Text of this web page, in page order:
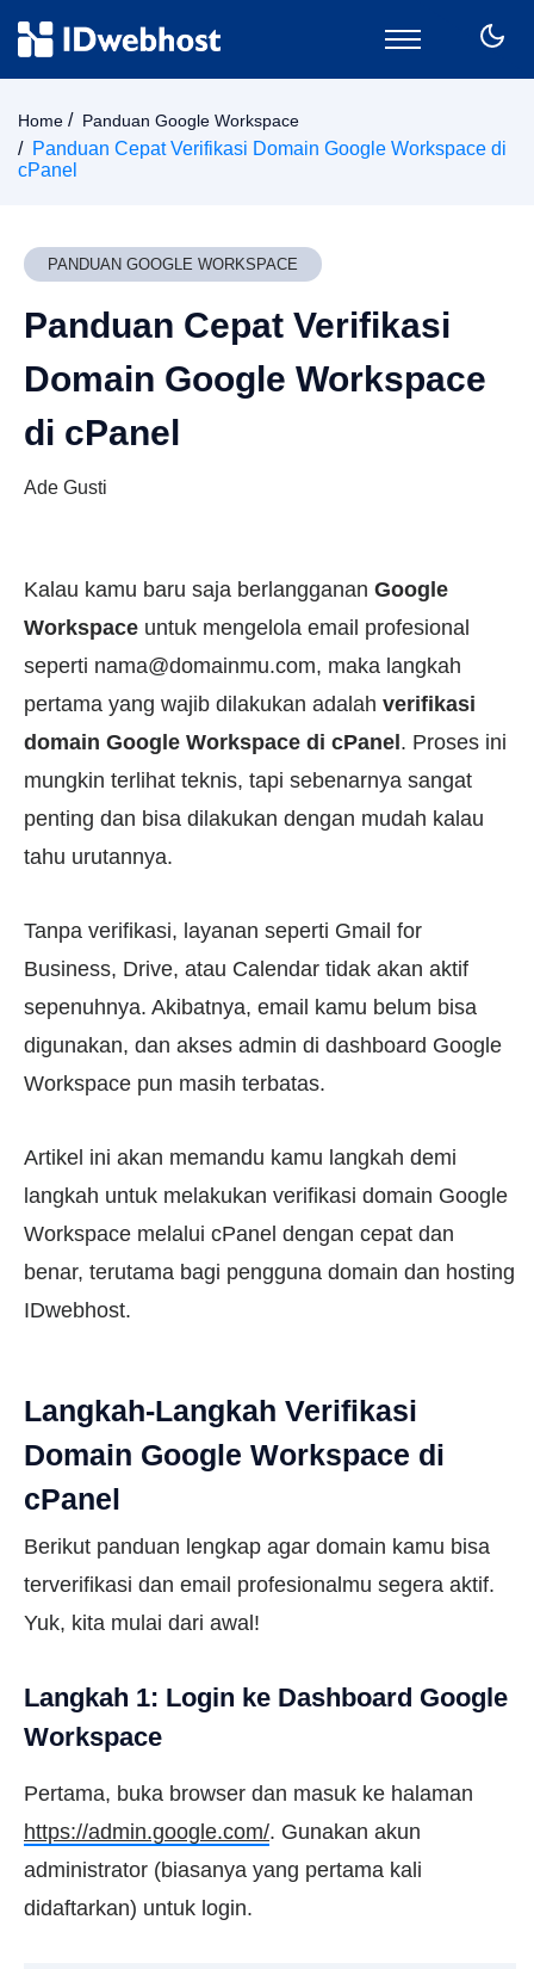
Hosting
Keamanan
CPanel
Billing
Home Panduan Google Workspace
Panduan Cepat Verifikasi Domain Google Workspace di
cPanel
PANDUAN GOOGLE WORKSPACE
Panduan Cepat Verifikasi
Domain Google Workspace
di cPanel
Ade Gusti
Kalau kamu baru saja berlangganan Google
Workspace untuk mengelola email profesional
seperti nama@domainmu.com, maka langkah
pertama yang wajib dilakukan adalah verifikasi
domain Google Workspace di cPanel . Proses ini
mungkin terlihat teknis, tapi sebenarnya sangat
penting dan bisa dilakukan dengan mudah kalau
tahu urutannya.
Tanpa verifikasi, layanan seperti Gmail for
Business, Drive, atau Calendar tidak akan aktif
sepenuhnya. Akibatnya, email kamu belum bisa
digunakan, dan akses admin di dashboard Google
Workspace pun masih terbatas.
Artikel ini akan memandu kamu langkah demi
langkah untuk melakukan verifikasi domain Google
Workspace melalui cPanel dengan cepat dan
benar, terutama bagi pengguna domain dan hosting
IDwebhost.
Langkah-Langkah Verifikasi
Domain Google Workspace di
cPanel
Berikut panduan lengkap agar domain kamu bisa
terverifikasi dan email profesionalmu segera aktif.
Yuk, kita mulai dari awal!
Langkah 1: Login ke Dashboard Google
Workspace
Pertama, buka browser dan masuk ke halaman
https://admin.google.com/. Gunakan akun
administrator (biasanya yang pertama kali
didaftarkan) untuk login.